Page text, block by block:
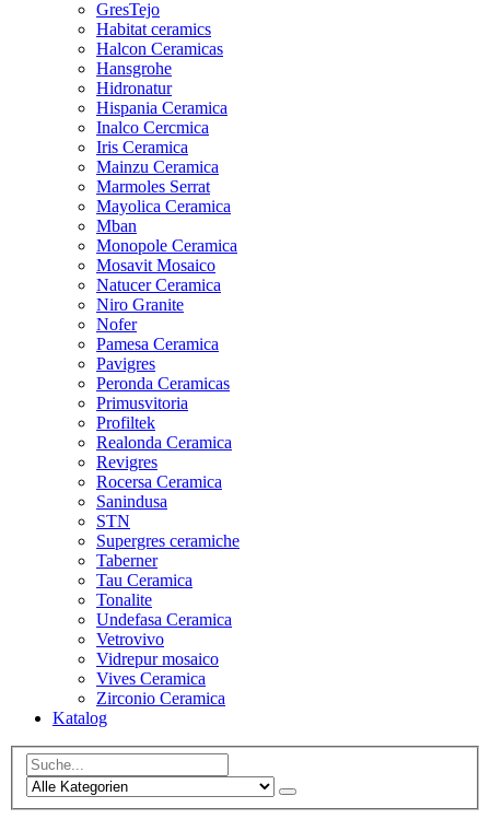
GresTejo
Habitat ceramics
Halcon Ceramicas
Hansgrohe
Hidronatur
Hispania Ceramica
Inalco Cercmica
Iris Ceramica
Mainzu Ceramica
Marmoles Serrat
Mayolica Ceramica
Mban
Monopole Ceramica
Mosavit Mosaico
Natucer Ceramica
Niro Granite
Nofer
Pamesa Ceramica
Pavigres
Peronda Ceramicas
Primusvitoria
Profiltek
Realonda Ceramica
Revigres
Rocersa Ceramica
Sanindusa
STN
Supergres ceramiche
Taberner
Tau Ceramica
Tonalite
Undefasa Ceramica
Vetrovivo
Vidrepur mosaico
Vives Ceramica
Zirconio Ceramica
Katalog